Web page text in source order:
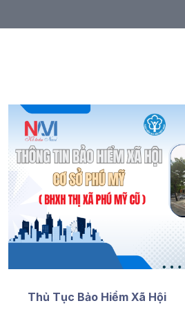
Thủ Tục Bảo Hiểm Xã Hội